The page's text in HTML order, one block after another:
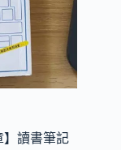
】讀書筆記